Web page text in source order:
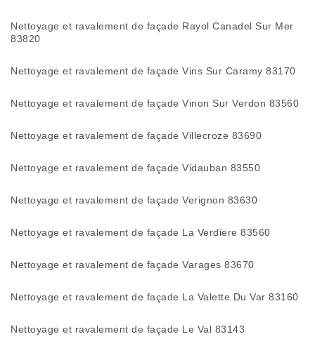
Nettoyage et ravalement de façade Rayol Canadel Sur Mer
83820
Nettoyage et ravalement de façade Vins Sur Caramy 83170
Nettoyage et ravalement de façade Vinon Sur Verdon 83560
Nettoyage et ravalement de façade Villecroze 83690
Nettoyage et ravalement de façade Vidauban 83550
Nettoyage et ravalement de façade Verignon 83630
Nettoyage et ravalement de façade La Verdiere 83560
Nettoyage et ravalement de façade Varages 83670
Nettoyage et ravalement de façade La Valette Du Var 83160
Nettoyage et ravalement de façade Le Val 83143